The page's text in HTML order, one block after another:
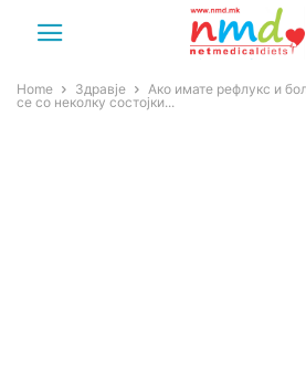
Home Здравје
Ако имате рефлукс и
се со неколку состојки...